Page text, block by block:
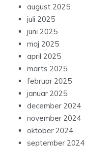
august 2025
juli 2025
juni 2025
maj 2025
april 2025
marts 2025
februar 2025
januar 2025
december 2024
november 2024
oktober 2024
september 2024